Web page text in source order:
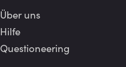
Über uns
Hilfe
Questioneering